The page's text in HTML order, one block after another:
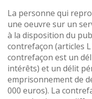
La personne qui
une oeuvre sur un
à la disposition du
contrefaçon (articles L
contrefaçon est un
intérêts) et un délit
emprisonnement de
000 euros). La